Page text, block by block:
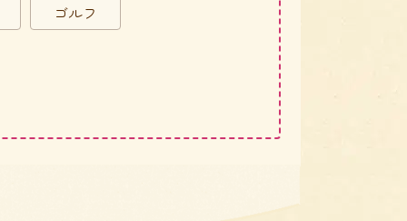
ゴルフ